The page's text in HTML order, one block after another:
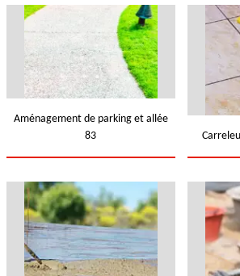
Aménagement de parking et allée
83